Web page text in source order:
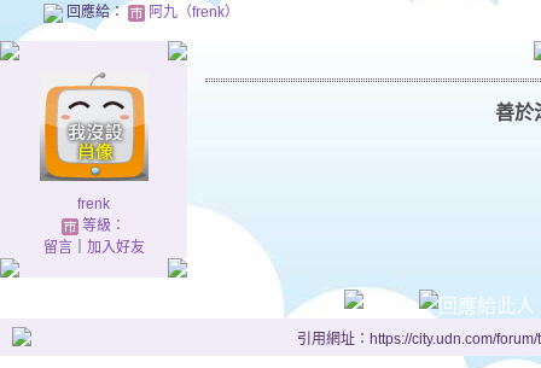
回應給： 阿九（frenk）
frenk
等級：
留言｜ 加入好友
善於
引用網址：https://city.udn.com/